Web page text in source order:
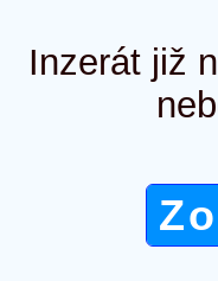
Inzerát již